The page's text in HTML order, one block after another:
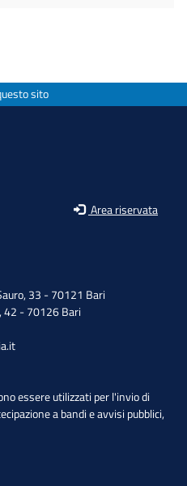
sito
Area riservata
33 - 70121 Bari
42 - 70126 Bari
essere utilizzati per l'invio di
a bandi e avvisi pubblici,